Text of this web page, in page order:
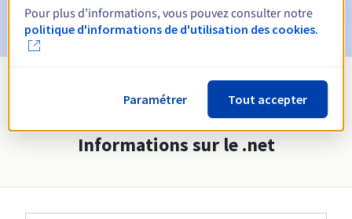
notification de la suppression du nom de domaine
Voir toutes les extensions
Informations sur le .net
Pour plus d’informations, vous pouvez consulter notre
politique d'informations de d'utilisation des cookies.
Paramétrer Tout accepter